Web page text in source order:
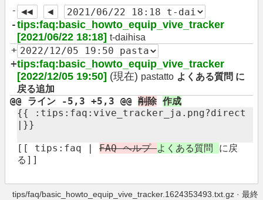
-
-tips:faq:basic_howto_equip_vive_tracker
[2021/06/22 18:18] t-daihisa
+
+tips:faq:basic_howto_equip_vive_tracker
[2022/12/05 19:50] (現在) pastatto よくある質問 に
戻る追加
@@ ライン -5,3 +5,3 @@ 削除 作成
{{ :​tips:​faq:​vive_tracker_ja.png?​direct
|}}
[[ tips:faq | FAQ ヘルプ ​よくある質問 ​ に戻
る]]
tips/faq/basic_howto_equip_vive_tracker.1624353493.txt.gz · 最終